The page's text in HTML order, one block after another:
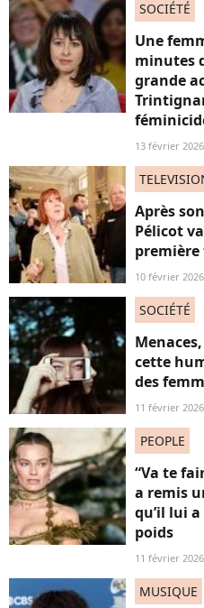
SOCIÉTÉ
Une
minutes
grande
13 février 2026
Après
Pélicot
10 février 2026
SOCIÉTÉ
cette
des
11 février 2026
PEOPLE
“Va te
a remis
qu’il lui
poids
11 février 2026
MUSIQUE